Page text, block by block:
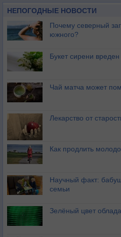
НЕПОГОДНЫЕ НОВОСТИ
Почему северный
южного?
Букет сирени
Чай матча может
Лекарство от
Как продлить
Научный факт:
семьи
Зелёный цвет